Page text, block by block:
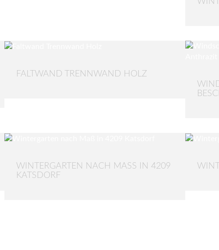
FALTWAND TRENNWAND HOLZ
WINTERGARTEN NACH MASS IN 4209 K
ATSDORF